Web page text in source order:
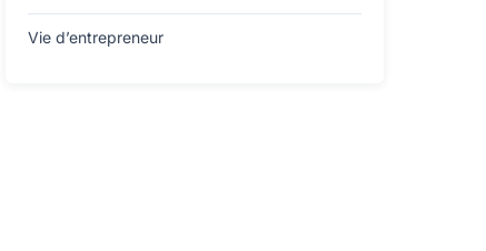
Vie d’entrepreneur